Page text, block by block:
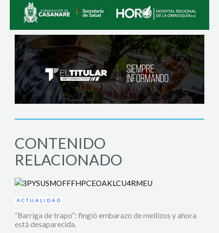
CONTENIDO
RELACIONADO
y ahora